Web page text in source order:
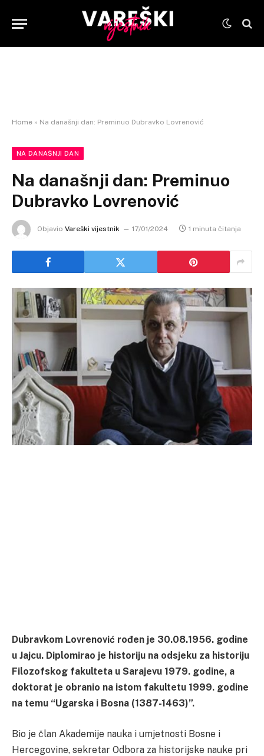
Home » Na današnji dan: Preminuo Dubravko Lovrenović
NA DANAŠNJI DAN
Na današnji dan: Preminuo
Dubravko Lovrenović
Objavio Vareški vijestnik 17/01/2024 1 minuta čitanja
Dubravkom Lovrenović rođen je 30.08.1956. godine
u Jajcu. Diplomirao je historiju na odsjeku za historiju
Filozofskog fakulteta u Sarajevu 1979. godine, a
doktorat je obranio na istom fakultetu 1999. godine
na temu “Ugarska i Bosna (1387-1463)”.
Bio je član Akademije nauka i umjetnosti Bosne i
Hercegovine, sekretar Odbora za historijske nauke pri